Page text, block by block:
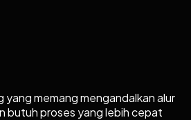
yang memang mengandalkan alur
butuh proses yang lebih cepat